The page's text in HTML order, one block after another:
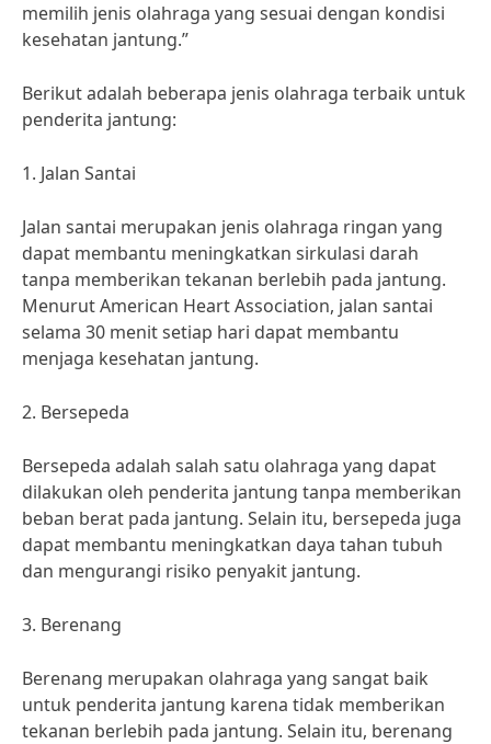
memilih jenis olahraga yang sesuai dengan kondisi
kesehatan jantung.”
Berikut adalah beberapa jenis olahraga terbaik untuk
penderita jantung:
1. Jalan Santai
Jalan santai merupakan jenis olahraga ringan yang
dapat membantu meningkatkan sirkulasi darah
tanpa memberikan tekanan berlebih pada jantung.
Menurut American Heart Association, jalan santai
selama 30 menit setiap hari dapat membantu
menjaga kesehatan jantung.
2. Bersepeda
Bersepeda adalah salah satu olahraga yang dapat
dilakukan oleh penderita jantung tanpa memberikan
beban berat pada jantung. Selain itu, bersepeda juga
dapat membantu meningkatkan daya tahan tubuh
dan mengurangi risiko penyakit jantung.
3. Berenang
Berenang merupakan olahraga yang sangat baik
untuk penderita jantung karena tidak memberikan
tekanan berlebih pada jantung. Selain itu, berenang